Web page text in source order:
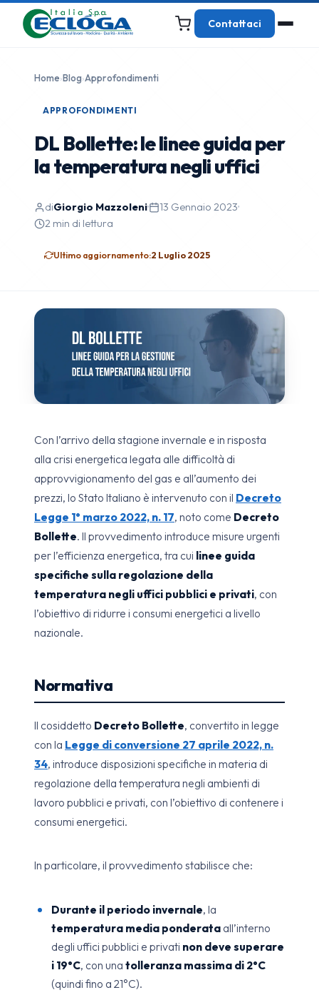
Contattaci
Home›Blog›Approfondimenti
APPROFONDIMENTI
DL Bollette: le linee guida per
la temperatura negli uffici
diGiorgio Mazzoleni· 13 Gennaio 2023·
2 min di lettura
Ultimo aggiornamento:2 Luglio 2025
Con l’arrivo della stagione invernale e in risposta
alla crisi energetica legata alle difficoltà di
approvvigionamento del gas e all’aumento dei
prezzi, lo Stato Italiano è intervenuto con il Decreto
Legge 1° marzo 2022, n. 17, noto come Decreto
Bollette. Il provvedimento introduce misure urgenti
per l’efficienza energetica, tra cui linee guida
specifiche sulla regolazione della
temperatura negli uffici pubblici e privati, con
l’obiettivo di ridurre i consumi energetici a livello
nazionale.
Normativa
Il cosiddetto Decreto Bollette, convertito in legge
con la Legge di conversione 27 aprile 2022, n.
34, introduce disposizioni specifiche in materia di
regolazione della temperatura negli ambienti di
lavoro pubblici e privati, con l’obiettivo di contenere i
consumi energetici.
In particolare, il provvedimento stabilisce che:
Durante il periodo invernale, la
temperatura media ponderata all’interno
degli uffici pubblici e privati non deve superare
i 19°C, con una tolleranza massima di 2°C
(quindi fino a 21°C).